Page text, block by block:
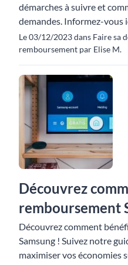
démarches à suivre et
demandes. Informez-vous
Le 03/12/2023 dans Faire sa
remboursement par Elise M.
Découvrez
remboursement
Découvrez comment
Samsung ! Suivez notre
maximiser vos économies